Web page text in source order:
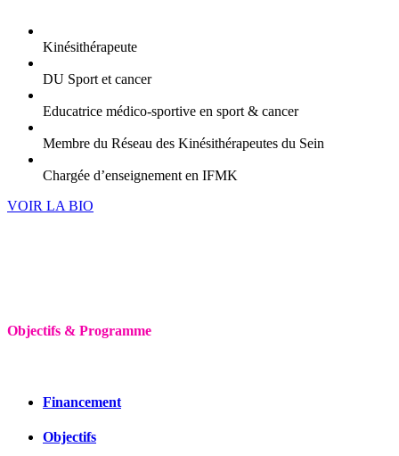
Kinésithérapeute
DU Sport et cancer
Educatrice médico-sportive en sport & cancer
Membre du Réseau des Kinésithérapeutes du Sein
Chargée d’enseignement en IFMK
VOIR LA BIO
Objectifs & Programme
Financement
Objectifs